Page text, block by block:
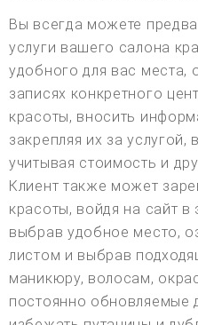
Вы всегда можете
услуги вашего салона
удобного для вас места,
записях конкретного
красоты, вносить
закрепляя их за
учитывая стоимость и
Клиент также может
красоты, войдя на сайт в
выбрав удобное место,
листом и выбрав
маникюру, волосам,
постоянно обновляемые